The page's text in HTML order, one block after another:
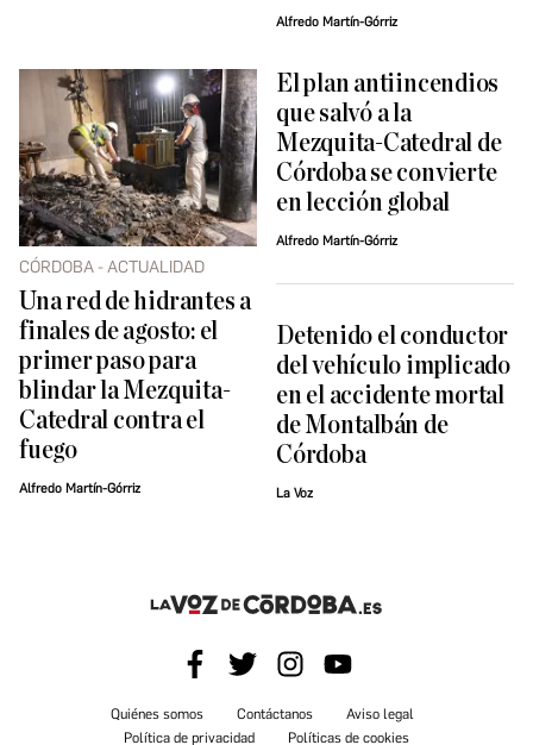
Alfredo Martín-Górriz
CÓRDOBA - ACTUALIDAD
Una red de hidrantes a
finales de agosto: el
primer paso para
blindar la Mezquita-
Catedral contra el
fuego
Alfredo Martín-Górriz
El plan antiincendios
que salvó a la
Mezquita-Catedral de
Córdoba se convierte
en lección global
Alfredo Martín-Górriz
Detenido el conductor
del vehículo implicado
en el accidente mortal
de Montalbán de
Córdoba
La Voz
Quiénes somos Contáctanos
Aviso legal
Política de privacidad
Políticas de cookies